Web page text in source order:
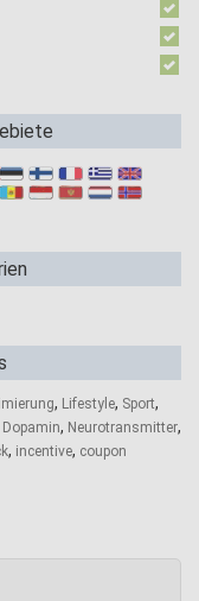
, Lifestyle, Sport,
Dopamin, Neurotransmitter,
, incentive, coupon